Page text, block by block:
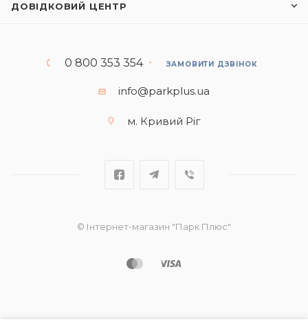
ДОВІДКОВИЙ ЦЕНТР
0 800 353 354 ЗАМОВИТИ ДЗВІНОК
info@parkplus.ua
м. Кривий Ріг
© Інтернет-магазин "Парк Плюс"